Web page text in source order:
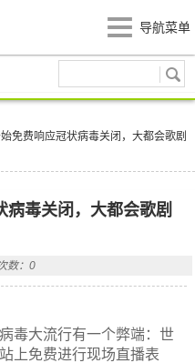
导航菜单
免费响应冠状病毒关闭，大都会歌剧
毒关闭，大都会歌剧
数：0
毒大流行有一个弊端：世
上免费进行现场直播表